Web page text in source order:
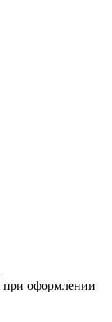
при оформлении